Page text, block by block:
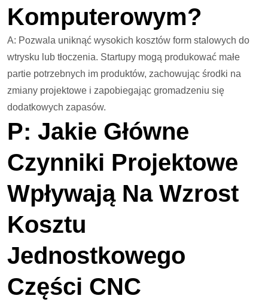
Komputerowym?
A: Pozwala uniknąć wysokich kosztów form stalowych do
wtrysku lub tłoczenia. Startupy mogą produkować małe
partie potrzebnych im produktów, zachowując środki na
zmiany projektowe i zapobiegając gromadzeniu się
dodatkowych zapasów.
P: Jakie Główne
Czynniki Projektowe
Wpływają Na Wzrost
Kosztu
Jednostkowego
Części CNC